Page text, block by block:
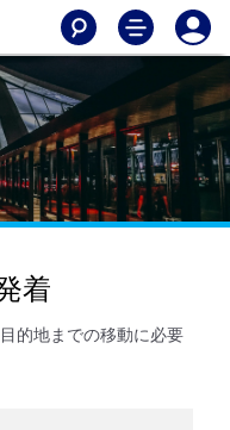
着
的地までの移動に必要